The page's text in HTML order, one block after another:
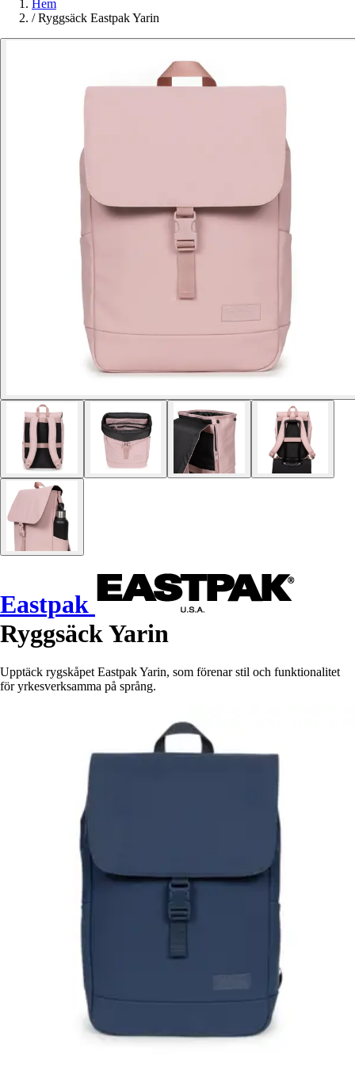
Hem
/ Ryggsäck Eastpak Yarin
Eastpak
Ryggsäck Yarin
Upptäck rygskåpet Eastpak Yarin, som förenar stil och funktionalitet
för yrkesverksamma på språng.